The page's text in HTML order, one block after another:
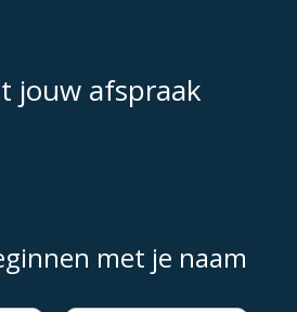
jouw afspraak
met je naam